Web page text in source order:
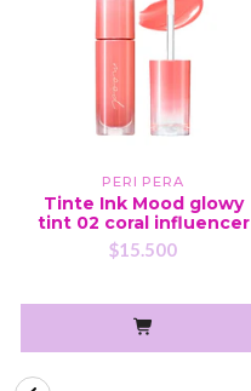
PERI PERA
Tinte Ink Mood glowy
tint 02 coral influencer
$15.500